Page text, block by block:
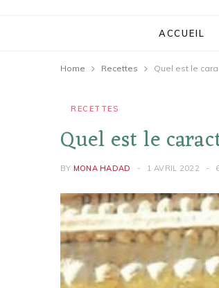
ACCUEIL
Home Recettes Quel est le
RECETTES
Quel est le
BY MONA HADAD 1 AVRIL 2022